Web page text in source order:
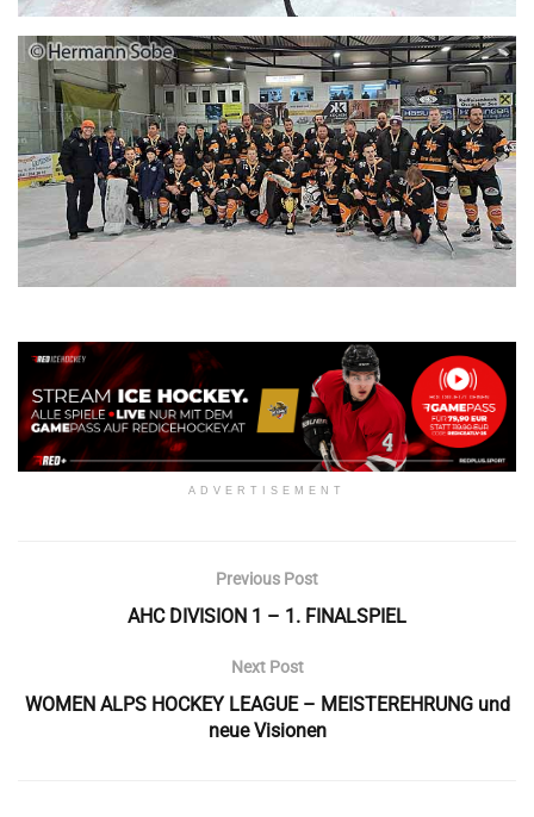
ADVERTISEMENT
Previous Post
AHC DIVISION 1 – 1. FINALSPIEL
Next Post
WOMEN ALPS HOCKEY LEAGUE – MEISTEREHRUNG und
neue Visionen